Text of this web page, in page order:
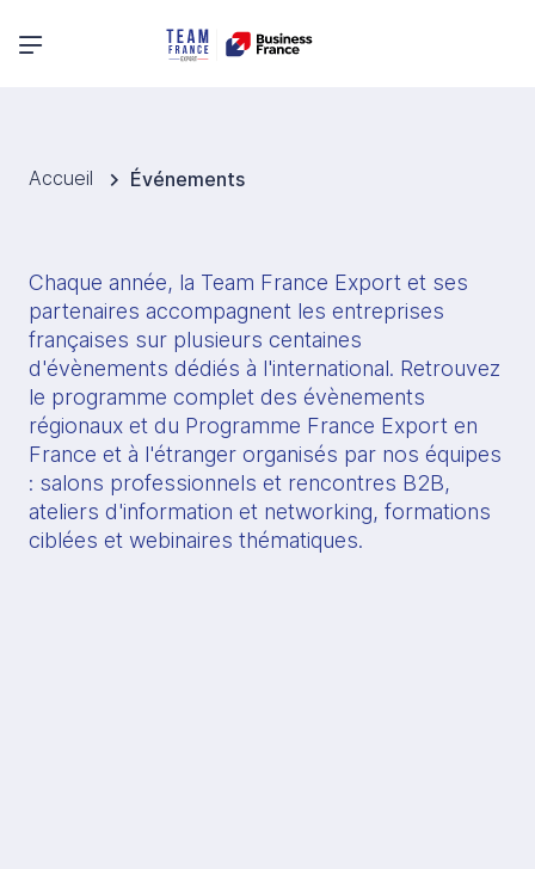
Menu principal
Accueil Événements
Chaque année, la Team France Export et ses
partenaires accompagnent les entreprises
françaises sur plusieurs centaines
d'évènements dédiés à l'international. Retrouvez
le programme complet des évènements
régionaux et du Programme France Export en
France et à l'étranger organisés par nos équipes
: salons professionnels et rencontres B2B,
ateliers d'information et networking, formations
ciblées et webinaires thématiques.